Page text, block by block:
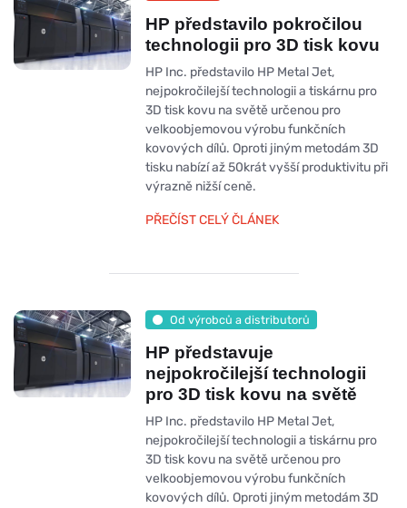
HP představilo pokročilou
technologii pro 3D tisk kovu
HP Inc. představilo HP Metal Jet,
nejpokročilejší technologii a tiskárnu pro
3D tisk kovu na světě určenou pro
velkoobjemovou výrobu funkčních
kovových dílů. Oproti jiným metodám 3D
tisku nabízí až 50krát vyšší produktivitu při
výrazně nižší ceně.
PŘEČÍST CELÝ ČLÁNEK
Od výrobců a distributorů
HP představuje
nejpokročilejší technologii
pro 3D tisk kovu na světě
HP Inc. představilo HP Metal Jet,
nejpokročilejší technologii a tiskárnu pro
3D tisk kovu na světě určenou pro
velkoobjemovou výrobu funkčních
kovových dílů. Oproti jiným metodám 3D